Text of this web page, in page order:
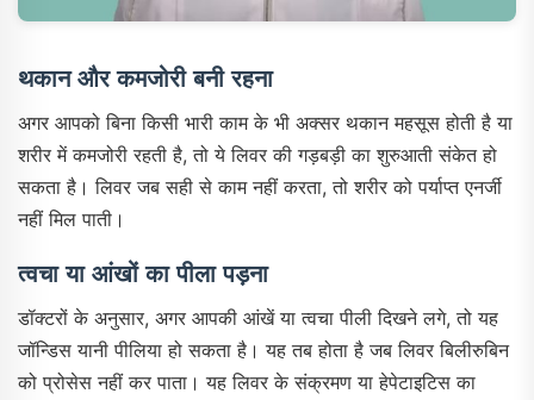
थकान और कमजोरी बनी रहना
अगर आपको बिना किसी भारी काम के भी अक्सर थकान महसूस होती है या
शरीर में कमजोरी रहती है, तो ये लिवर की गड़बड़ी का शुरुआती संकेत हो
सकता है। लिवर जब सही से काम नहीं करता, तो शरीर को पर्याप्त एनर्जी
नहीं मिल पाती।
त्वचा या आंखों का पीला पड़ना
डॉक्टरों के अनुसार, अगर आपकी आंखें या त्वचा पीली दिखने लगे, तो यह
जॉन्डिस यानी पीलिया हो सकता है। यह तब होता है जब लिवर बिलीरुबिन
को प्रोसेस नहीं कर पाता। यह लिवर के संक्रमण या हेपेटाइटिस का